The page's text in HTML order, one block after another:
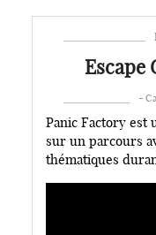
Escape
-
Panic Factory est
sur un parcours
thématiques